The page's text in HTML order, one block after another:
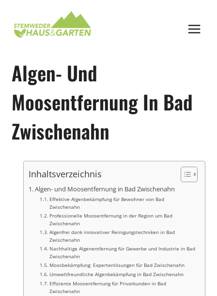
springen
Algen- Und
Moosentfernung In Bad
Zwischenahn
Inhaltsverzeichnis
Algen- und Moosentfernung in Bad Zwischenahn
Effektive Algenbekämpfung für Bewohner von Bad
Zwischenahn
Professionelle Moosentfernung in der Region um Bad
Zwischenahn
Algenfrei dank innovativer Reinigungstechniken in Bad
Zwischenahn
Nachhaltige Algenentfernung für Gewerbe und Industrie in Bad
Zwischenahn
Moosbekämpfung: Expertenlösungen für Bad Zwischenahn
Umweltfreundliche Algenbekämpfung in Bad Zwischenahn
Effiziente Moosentfernung für Privatkunden in Bad
Zwischenahn